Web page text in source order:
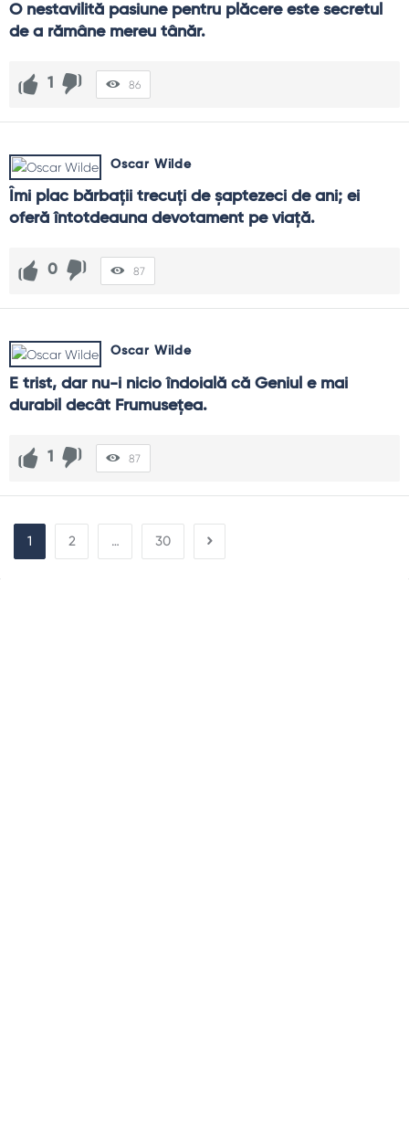
O nestavilită pasiune pentru plăcere este secretul
de a rămâne mereu tânăr.
1 86
Oscar Wilde
Îmi plac bărbaţii trecuţi de şaptezeci de ani; ei
oferă întotdeauna devotament pe viaţă.
0 87
Oscar Wilde
E trist, dar nu-i nicio îndoială că Geniul e mai
durabil decât Frumuseţea.
1 87
1 2 … 30